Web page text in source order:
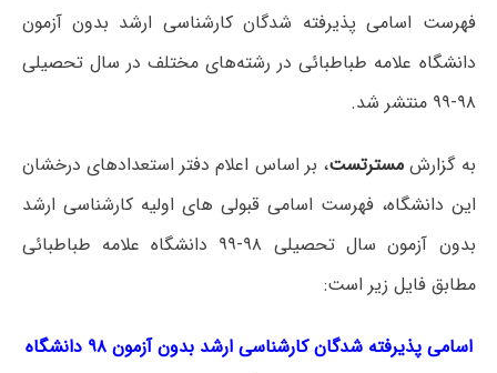
فهرست اسامی پذیرفته شدگان کارشناسی ارشد بدون آزمون
دانشگاه علامه طباطبائی در رشته‌های مختلف در سال تحصیلی
۹۸-۹۹ منتشر شد.
به گزارش مسترتست، بر اساس اعلام دفتر استعدادهای درخشان
این دانشگاه،فهرست اسامی قبولی های اولیه کارشناسی ارشد
بدون آزمون سال تحصیلی ۹۸-۹۹ دانشگاه علامه طباطبائی
مطابق فایل زیر است:
اسامی پذیرفته شدگان کارشناسی ارشد بدون آزمون ۹۸ دانشگاه